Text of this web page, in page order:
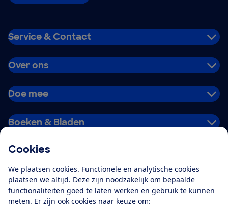
Cookies
We plaatsen cookies. Functionele en analytische cookies
plaatsen we altijd. Deze zijn noodzakelijk om bepaalde
functionaliteiten goed te laten werken en gebruik te kunnen
meten. Er zijn ook cookies naar keuze om:
Service & Contact
Over ons
Doe mee
Boeken & Bladen
Alles over de